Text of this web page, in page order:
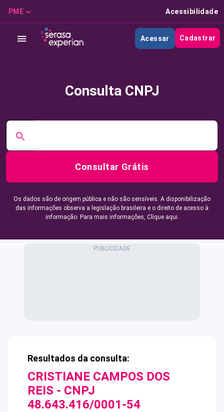
PME Acessibilidade
Acessar Cadastrar
Consulta CNPJ
Consultar Grátis
Os dados são de origem pública e não são sensíveis. A disponibilização
das informações observa a legislação brasileira e o direito de acesso à
informação. Para mais informações, Clique aqui.
Resultados da consulta:
CRISTIANE CAMPOS DOS
REIS - CNPJ
48.643.416/0001-54